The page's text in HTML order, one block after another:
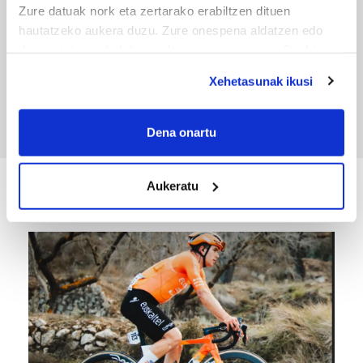
Zure datuak nork eta zertarako erabiltzen dituen
hautatzeko aukera duzu. Zure onespena aldatzen edo
If you allow, we would also like to:
Collect information about your geographical
meters
Identify your device by actively scanning it for
specific characteristics (fingerprinting)
Find out more about how your personal data is processed
and set your preferences in thedetails section.
Guk eta gure bazkideek zure datu pertsonalak
prozesatzen ditugu, zure IP zenbakia, besteak beste,
teknologia erabiliz, cookieak adibidez, iragarki eta eduki
pertsonalizatuak eskaintzeko, iragarkiak eta edukia
Xehetasunak ikusi
Dena onartu
Aukeratu